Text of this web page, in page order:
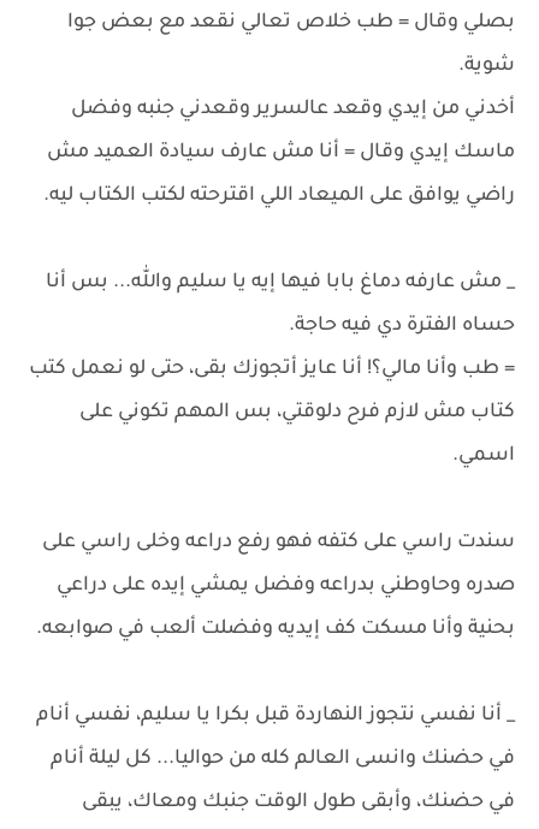
بصلي وقال = طب خلاص تعالي نقعد مع بعض جوا
شوية.
أخدني من إيدي وقعد عالسرير وقعدني جنبه وفضل
ماسك إيدي وقال = أنا مش عارف سيادة العميد مش
راضي يوافق على الميعاد اللي اقترحته لكتب الكتاب ليه.
_ مش عارفه دماغ بابا فيها إيه يا سليم والله... بس أنا
حساه الفترة دي فيه حاجة.
= طب وأنا مالي؟! أنا عايز أتجوزك بقى، حتى لو نعمل كتب
كتاب مش لازم فرح دلوقتي، بس المهم تكوني على
اسمي.
سندت راسي على كتفه فهو رفع دراعه وخلى راسي على
صدره وحاوطني بدراعه وفضل يمشي إيده على دراعي
بحنية وأنا مسكت كف إيديه وفضلت ألعب في صوابعه.
_ أنا نفسي نتجوز النهاردة قبل بكرا يا سليم، نفسي أنام
في حضنك وانسى العالم كله من حواليا... كل ليلة أنام
في حضنك، وأبقى طول الوقت جنبك ومعاك، يبقى